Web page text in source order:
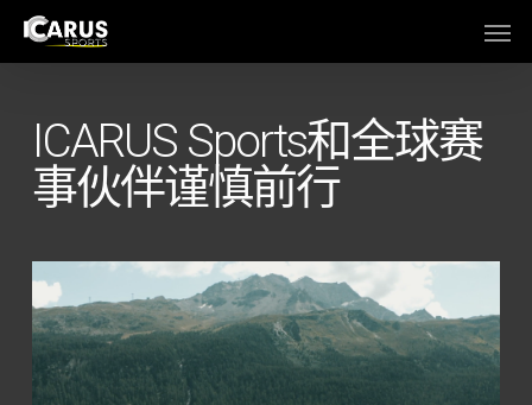
Skip
main
ICARUS Sports和全球赛
事伙伴谨慎前行